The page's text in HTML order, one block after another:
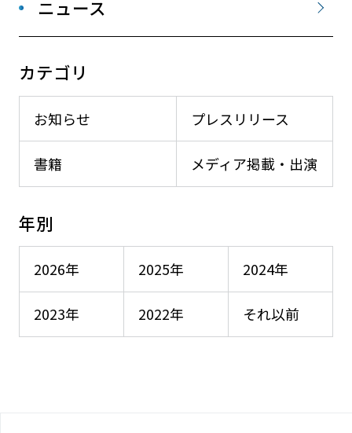
ニュース
カテゴリ
お知らせ プレスリリース
メディア掲載・出演
書籍
年別
2026年 2025年 2024年
2023年 2022年 それ以前